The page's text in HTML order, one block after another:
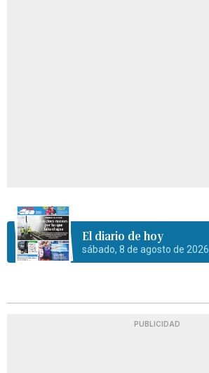
El diario de hoy
sábado, 8 de agosto de 2026
PUBLICIDAD